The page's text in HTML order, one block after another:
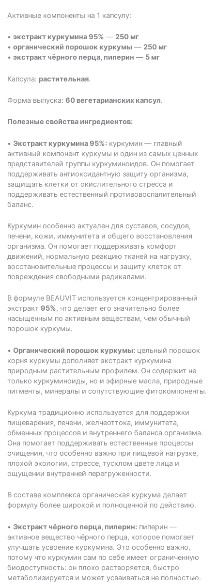
Активные компоненты на 1 капсулу:
• экстракт куркумина 95% — 250 мг
• органический порошок куркумы — 250 мг
• экстракт чёрного перца, пиперин — 5 мг
Капсула: растительная.
Форма выпуска: 60 вегетарианских капсул.
Полезные свойства ингредиентов:
• Экстракт куркумина 95%:куркумин — главный
активный компонент куркумы и один из самых ценных
представителей группы куркуминоидов. Он помогает
поддерживать антиоксидантную защиту организма,
защищать клетки от окислительного стресса и
поддерживать естественный противовоспалительный
баланс.
Куркумин особенно актуален для суставов, сосудов,
печени, кожи, иммунитета и общего восстановления
организма. Он помогает поддерживать комфорт
движений, нормальную реакцию тканей на нагрузку,
восстановительные процессы и защиту клеток от
повреждения свободными радикалами.
В формуле BEAUVIT используется концентрированный
экстракт 95%, что делает его значительно более
насыщенным по активным веществам, чем обычный
порошок куркумы.
• Органический порошок куркумы:цельный порошок
корня куркумы дополняет экстракт куркумина
природным растительным профилем. Он содержит не
только куркуминоиды, но и эфирные масла, природные
пигменты, минералы и сопутствующие фитокомпоненты.
Куркума традиционно используется для поддержки
пищеварения, печени, желчеоттока, иммунитета,
обменных процессов и внутреннего баланса организма.
Она помогает поддерживать естественные процессы
очищения, что особенно важно при пищевой нагрузке,
плохой экологии, стрессе, тусклом цвете лица и
ощущении внутренней перегруженности.
В составе комплекса органическая куркума делает
формулу более широкой и полноценной по действию.
• Экстракт чёрного перца, пиперин:пиперин —
активное вещество чёрного перца, которое помогает
улучшать усвоение куркумина. Это особенно важно,
потому что куркумин сам по себе имеет ограниченную
биодоступность: он плохо растворяется, быстро
метаболизируется и может усваиваться не полностью.